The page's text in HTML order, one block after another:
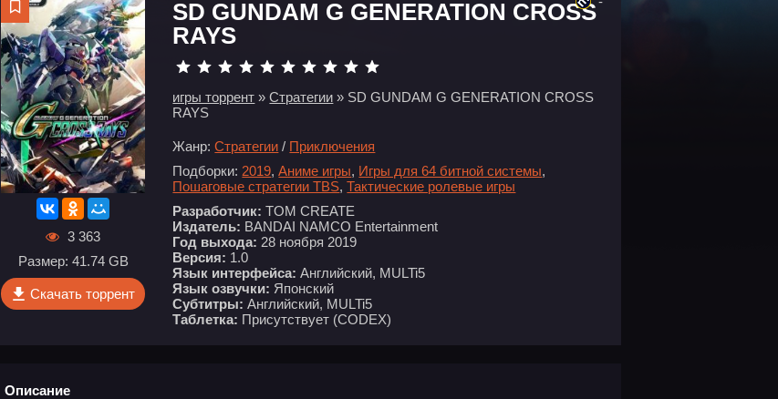
3 363
Размер: 41.74 GB
Скачать торрент
SD GUNDAM G GENERATION CROSS
RAYS
игры торрент »Стратегии » SD GUNDAM G GENERATION CROSS
RAYS
Жанр: Стратегии / Приключения
Подборки: 2019,Аниме игры, Игры для 64 битной системы,
Пошаговые стратегии TBS,Тактические ролевые игры
Разработчик: TOM CREATE
Издатель: BANDAI NAMCO Entertainment
Год выхода: 28 ноября 2019
Версия: 1.0
Язык интерфейса: Английский, MULTi5
Язык озвучки: Японский
Субтитры: Английский, MULTi5
Таблетка: Присутствует (CODEX)
Описание